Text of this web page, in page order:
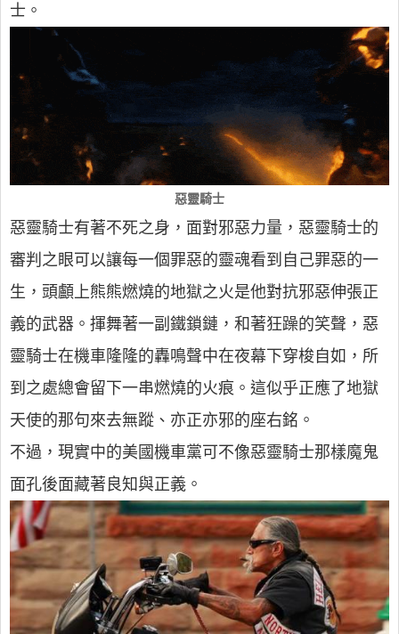
士。
惡靈騎士
惡靈騎士有著不死之身，面對邪惡力量，惡靈騎士的
審判之眼可以讓每一個罪惡的靈魂看到自己罪惡的一
生，頭顱上熊熊燃燒的地獄之火是他對抗邪惡伸張正
義的武器。揮舞著一副鐵鎖鏈，和著狂躁的笑聲，惡
靈騎士在機車隆隆的轟鳴聲中在夜幕下穿梭自如，所
到之處總會留下一串燃燒的火痕。這似乎正應了地獄
天使的那句來去無蹤、亦正亦邪的座右銘。
不過，現實中的美國機車黨可不像惡靈騎士那樣魔鬼
面孔後面藏著良知與正義。